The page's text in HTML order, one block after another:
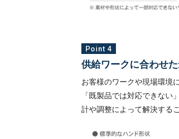
Point 4
供給ワークに合わせ
お客様のワークや現場環境
「既製品では対応できな
計や調整によって解決する